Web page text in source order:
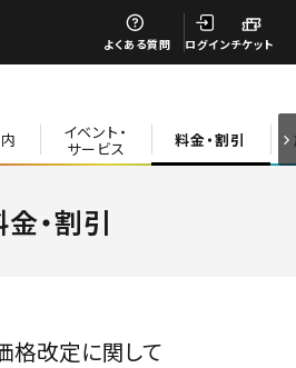
よくある質問 ログインチケット
イベント・
サービス 料金・割引
・割引
格改定に関して
閉じる
閉じる